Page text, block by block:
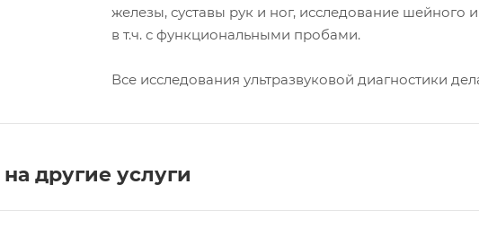
железы, суставы рук и ног, исследование шейного
в т.ч. с функциональными пробами.
Все исследования ультразвуковой диагностики
другие услуги